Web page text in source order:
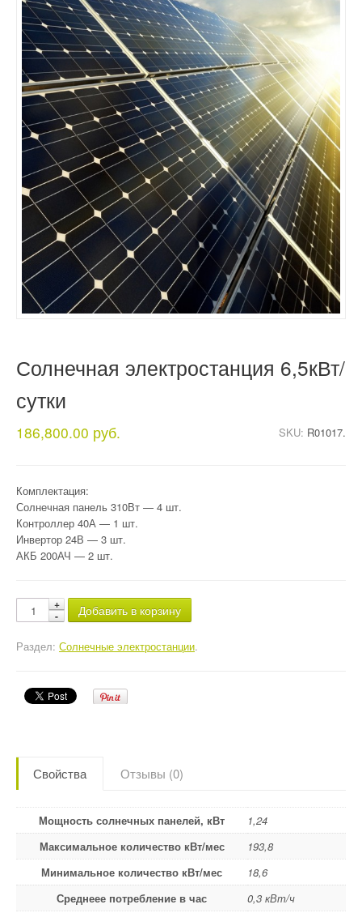
Солнечная электростанция 6,5кВт/
сутки
186,800.00 руб. SKU: R01017.
Комплектация:
Солнечная панель 310Вт — 4 шт.
Контроллер 40А — 1 шт.
Инвертор 24В — 3 шт.
АКБ 200АЧ — 2 шт.
Добавить в корзину
Раздел: Солнечные электростанции.
Свойства Отзывы (0)
Мощность солнечных панелей, кВт
1,24
Максимальное количество кВт/мес
193,8
Минимальное количество кВт/мес
18,6
Среднеее потребление в час
0,3 кВт/ч